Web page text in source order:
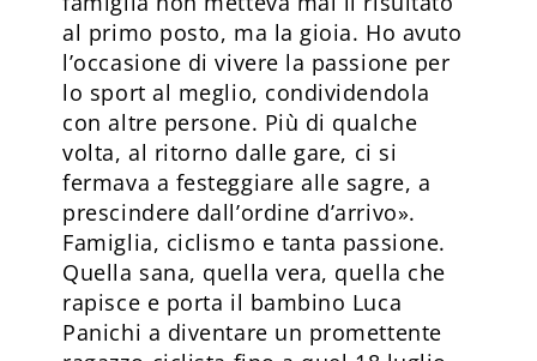
al primo posto, ma la gioia. Ho avuto
l’occasione di vivere la passione per
lo sport al meglio, condividendola
con altre persone. Più di qualche
volta, al ritorno dalle gare, ci si
fermava a festeggiare alle sagre, a
prescindere dall’ordine d’arrivo».
Famiglia, ciclismo e tanta passione.
Quella sana, quella vera, quella che
rapisce e porta il bambino Luca
Panichi a diventare un promettente